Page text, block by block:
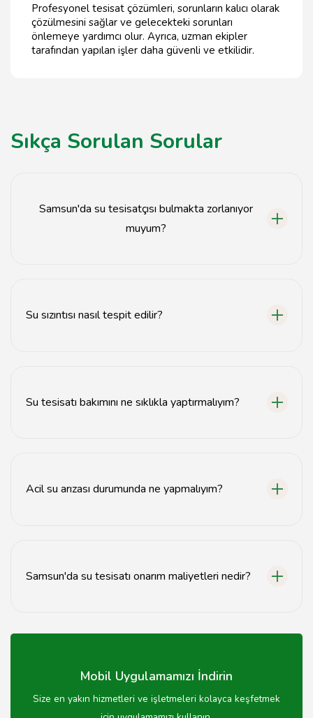
Profesyonel tesisat çözümleri, sorunların kalıcı olarak
çözülmesini sağlar ve gelecekteki sorunları
önlemeye yardımcı olur. Ayrıca, uzman ekipler
tarafından yapılan işler daha güvenli ve etkilidir.
Sıkça Sorulan Sorular
Samsun'da su tesisatçısı bulmakta zorlanıyor
muyum?
Su sızıntısı nasıl tespit edilir?
Su tesisatı bakımını ne sıklıkla yaptırmalıyım?
Acil su arızası durumunda ne yapmalıyım?
Samsun'da su tesisatı onarım maliyetleri nedir?
değişiklik göstermektedir.
Mobil Uygulamamızı İndirin
Size en yakın hizmetleri ve işletmeleri kolayca keşfetmek